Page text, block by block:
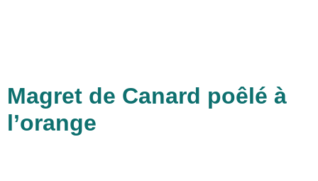
Magret de Canard poêlé à
l’orange